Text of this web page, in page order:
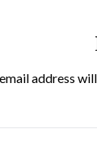
address